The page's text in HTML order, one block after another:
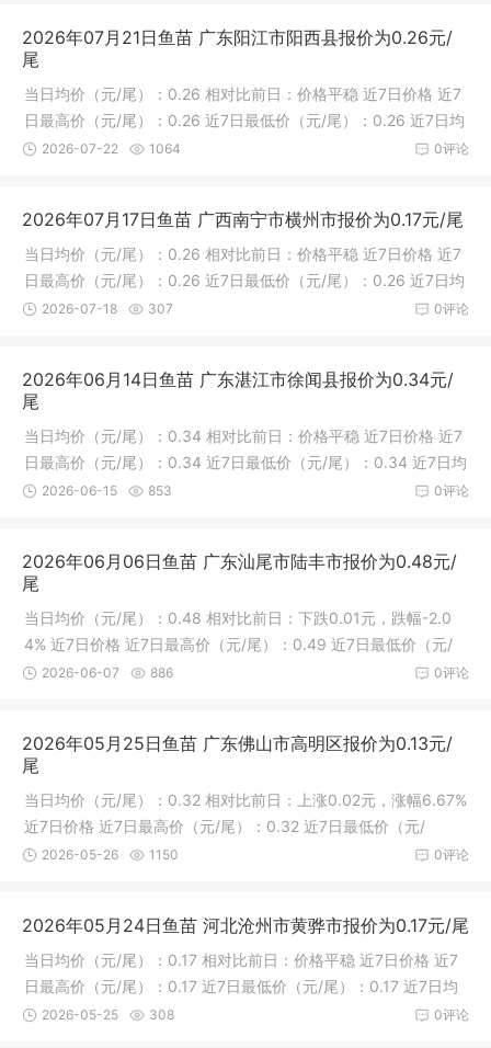
2026年07月21日鱼苗 广东阳江市阳西县报价为0.26元/
尾
当日均价（元/尾）：0.26 相对比前日：价格平稳 近7日价格 近7
日最高价（元/尾）：0.26 近7日最低价（元/尾）：0.26 近7日均
价（
0评论
2026-07-22 1064
2026年07月17日鱼苗 广西南宁市横州市报价为0.17元/尾
当日均价（元/尾）：0.26 相对比前日：价格平稳 近7日价格 近7
日最高价（元/尾）：0.26 近7日最低价（元/尾）：0.26 近7日均
价（
0评论
2026-07-18 307
2026年06月14日鱼苗 广东湛江市徐闻县报价为0.34元/
尾
当日均价（元/尾）：0.34 相对比前日：价格平稳 近7日价格 近7
日最高价（元/尾）：0.34 近7日最低价（元/尾）：0.34 近7日均
价（
0评论
2026-06-15 853
2026年06月06日鱼苗 广东汕尾市陆丰市报价为0.48元/
尾
当日均价（元/尾）：0.48 相对比前日：下跌0.01元，跌幅-2.0
4% 近7日价格 近7日最高价（元/尾）：0.49 近7日最低价（元/
尾）：0.
0评论
2026-06-07 886
2026年05月25日鱼苗 广东佛山市高明区报价为0.13元/
尾
当日均价（元/尾）：0.32 相对比前日：上涨0.02元，涨幅6.67%
近7日价格 近7日最高价（元/尾）：0.32 近7日最低价（元/
尾）：0.2
0评论
2026-05-26 1150
2026年05月24日鱼苗 河北沧州市黄骅市报价为0.17元/尾
当日均价（元/尾）：0.17 相对比前日：价格平稳 近7日价格 近7
日最高价（元/尾）：0.17 近7日最低价（元/尾）：0.17 近7日均
价（
0评论
2026-05-25 308